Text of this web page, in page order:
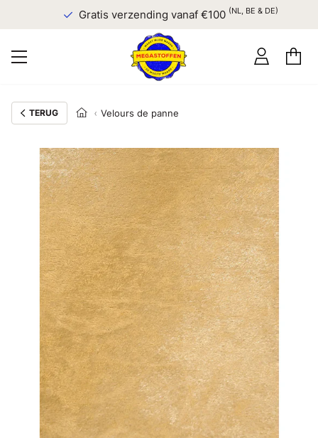
Gratis verzending vanaf €100 (NL, BE & DE)
TERUG Velours de panne